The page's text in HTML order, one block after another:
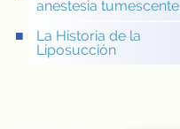
anestesia tumescente
La Historia de la
Liposucción